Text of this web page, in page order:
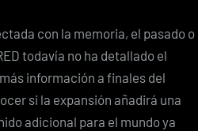
con la memoria, el pasado o
todavía no ha detallado el
información a finales del
si la expansión añadirá una
adicional para el mundo ya